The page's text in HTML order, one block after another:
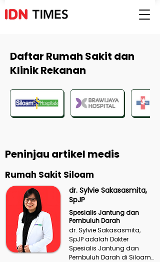
Daftar Rumah Sakit dan
Klinik Rekanan
Peninjau artikel medis
Rumah Sakit Siloam
dr. Sylvie Sakasasmita,
SpJP
Spesialis Jantung dan
Pembuluh Darah
dr. Sylvie Sakasasmita,
SpJP adalah Dokter
Spesialis Jantung dan
Pembuluh Darah di Siloam